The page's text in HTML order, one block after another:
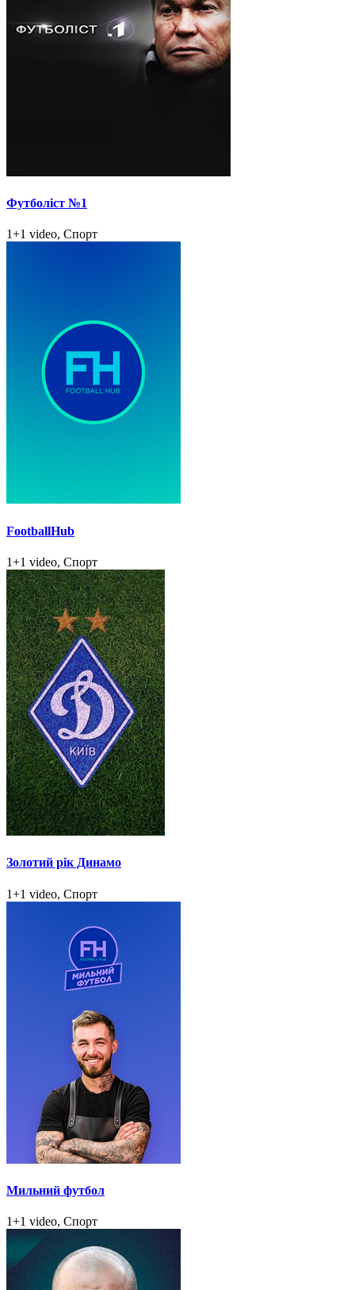
Футболіст №1
1+1 video, Спорт
FootballHub
1+1 video, Спорт
Золотий рік Динамо
1+1 video, Спорт
Мильний футбол
1+1 video, Спорт